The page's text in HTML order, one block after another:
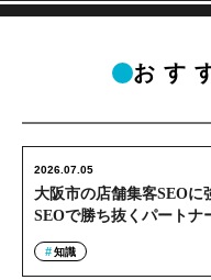
おす
大阪市の店舗集客SEOに
SEOで勝ち抜くパートナ
2026.07.05
知識